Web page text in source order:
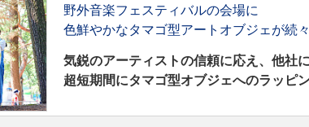
野外音楽フェスティバルの会場に
色鮮やかなタマゴ型アートオブジェが続々
気鋭のアーティストの信頼に応え、他社
超短期間にタマゴ型オブジェへのラッピン